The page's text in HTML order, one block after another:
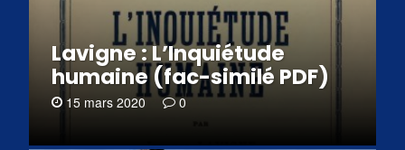
Lavigne : L’Inquiétude
humaine (fac-similé PDF)
15 mars 2020 0